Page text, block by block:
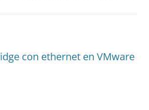
con ethernet en VMware